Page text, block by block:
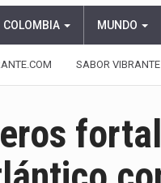
COLOMBIA MUNDO
SABOR VIBRANTE